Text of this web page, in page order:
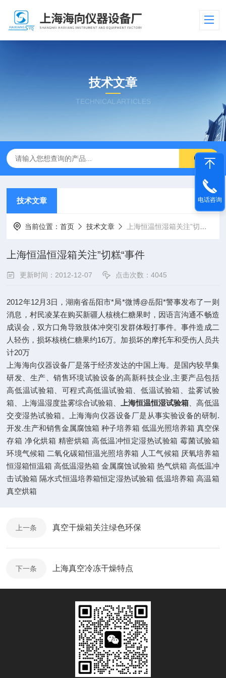
技术文章
TECHNICAL ARTICLES
技术文章
当前位置：首页 技术文章 上海恒温恒湿箱关注”切糕“事件
上海恒温恒湿箱关注”切糕“事件
更新时间：2012-12-07 点击次数：4045
2012年12月3日，湖南省岳阳市*局*微博@岳阳*警事发布了一则
消息，村民凌某在购买新疆人核桃仁糖果时，因语言沟通不畅造
成误会，双方口角导致肢体冲突引发群体殴打事件。事件造成二
人轻伤，损坏核桃仁糖果约16万。加损坏的摩托车和受伤人员共
计20万
上海海向仪器设备厂是落于经济发达的中国上海。是国内较早集
研发、生产、销售环境试验设备的高新科技企业,主要产品包括
高低温试验箱、可程式高低温试验箱、低温试验箱、盐雾试验
箱、上海温湿度盐雾综合试验箱、
上海恒温恒湿试验箱 、高低温
交变湿热试验箱。上海海向仪器设备厂是从事实验设备的研制.
开发.生产和销售金属腐蚀箱 种子培养箱 低温光照培养箱 真空保
存箱 净化烘箱 精密烘箱 高低温冲恒定湿热试验箱 霉菌试验箱
环境气候箱 二氧化碳箱恒温光照培养箱 人工气候箱 厌氧培养箱
恒湿箱恒温箱 高低温湿热箱 金属腐蚀试验箱 热气烘箱 高低温冲
击试验箱 隔水式恒温培养箱恒定湿热试验箱 低温培养箱 高温箱
真空烘箱
上一条 真空干燥箱关注绿色环保
下一条 上海真空冷冻干燥特点
电话咨询